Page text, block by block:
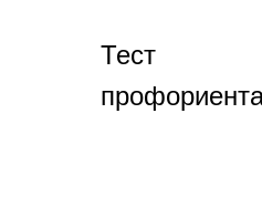
Тест